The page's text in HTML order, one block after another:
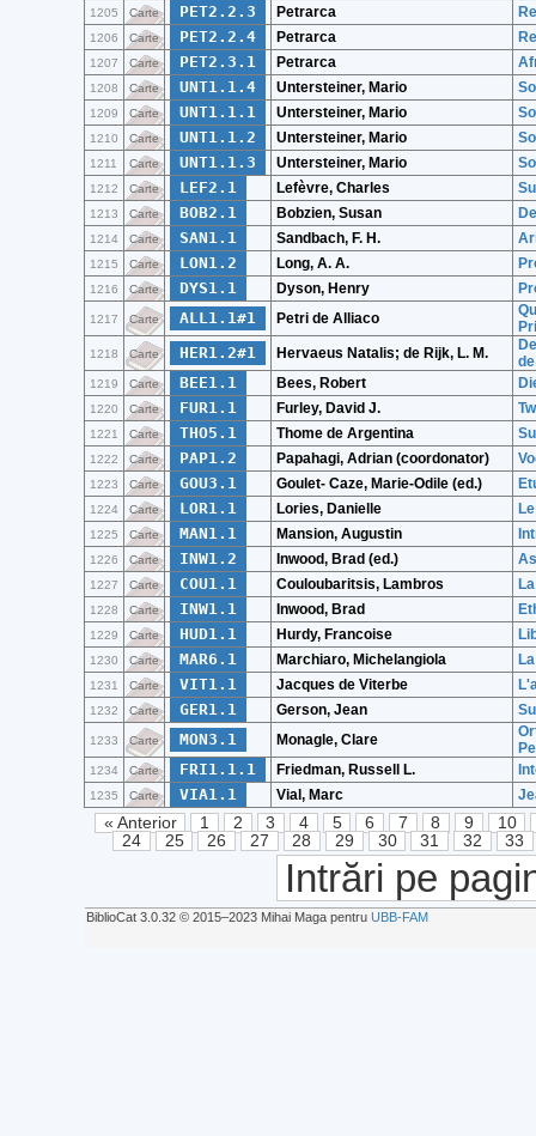
1205 Carte PET2.2.3 Petrarca
1206 Carte PET2.2.4 Petrarca
1207 Carte PET2.3.1 Petrarca
1208 Carte UNT1.1.4 Untersteiner, Mario
1209 Carte UNT1.1.1 Untersteiner, Mario
1210 Carte UNT1.1.2 Untersteiner, Mario
1211 Carte UNT1.1.3 Untersteiner, Mario
1212 Carte LEF2.1 Lefèvre, Charles
1213 Carte BOB2.1 Bobzien, Susan
1214 Carte SAN1.1 Sandbach, F. H.
1215 Carte LON1.2 Long, A. A.
1216 Carte DYS1.1 Dyson, Henry
1217 Carte ALL1.1#1 Petri de Alliaco
1218 Carte HER1.2#1 Hervaeus Natalis; de Rijk, L. M.
1219 Carte BEE1.1 Bees, Robert
1220 Carte FUR1.1 Furley, David J.
1221 Carte THO5.1 Thome de Argentina
1222 Carte PAP1.2 Papahagi, Adrian (coordonator)
1223 Carte GOU3.1 Goulet- Caze, Marie-Odile (ed.)
1224 Carte LOR1.1 Lories, Danielle
1225 Carte MAN1.1 Mansion, Augustin
1226 Carte INW1.2 Inwood, Brad (ed.)
1227 Carte COU1.1 Couloubaritsis, Lambros
1228 Carte INW1.1 Inwood, Brad
1229 Carte HUD1.1 Hurdy, Francoise
1230 Carte MAR6.1 Marchiaro, Michelangiola
1231 Carte VIT1.1 Jacques de Viterbe
1232 Carte GER1.1 Gerson, Jean
1233 Carte MON3.1 Monagle, Clare
1234 Carte FRI1.1.1 Friedman, Russell L.
1235 Carte VIA1.1 Vial, Marc
« Anterior 1 2 3 4 5 6 7 8 9
10
24
25 26 27 28 29 30 31 32 33
Intrări pe
BiblioCat 3.0.32 © 2015‒2023 Mihai Maga pentru UBB-FAM